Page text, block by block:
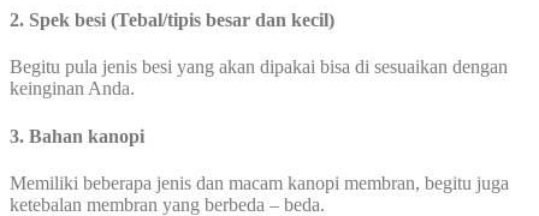
2. Spek besi (Tebal/tipis besar dan kecil)
Begitu pula jenis besi yang akan dipakai bisa di sesuaikan dengan
keinginan Anda.
3. Bahan kanopi
Memiliki beberapa jenis dan macam kanopi membran, begitu juga
ketebalan membran yang berbeda – beda.